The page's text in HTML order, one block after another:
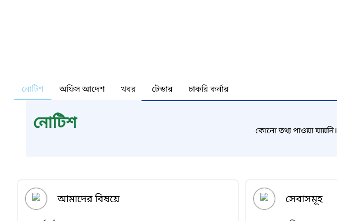
নোটিশ অফিস আদেশ খবর টেন্ডার চাকরি কর্নার
নোটিশ কোনো তথ্য পাওয়া যায়নি।
আমাদের বিষয়ে সেবাসমূহ